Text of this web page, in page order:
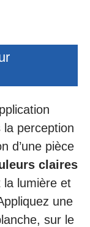
perception
d’une pièce
claires
la lumière et
une
sur le